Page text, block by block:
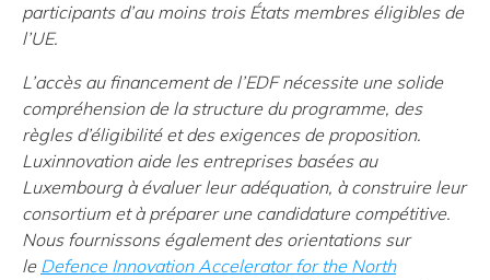
participants d’au moins trois États membres éligibles de
l’UE.
L’accès au financement de l’EDF nécessite une solide
compréhension de la structure du programme, des
règles d’éligibilité et des exigences de proposition.
Luxinnovation aide les entreprises basées au
Luxembourg à évaluer leur adéquation, à construire leur
consortium et à préparer une candidature compétitive.
Nous fournissons également des orientations sur
le Defence Innovation Accelerator for the North